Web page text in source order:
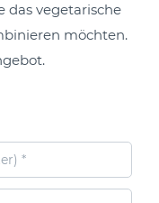
das vegetarische
möchten.